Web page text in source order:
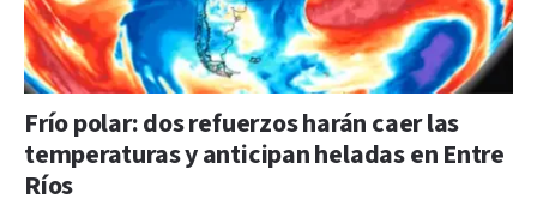
Frío polar: dos refuerzos harán caer las
temperaturas y anticipan heladas en Entre
Ríos